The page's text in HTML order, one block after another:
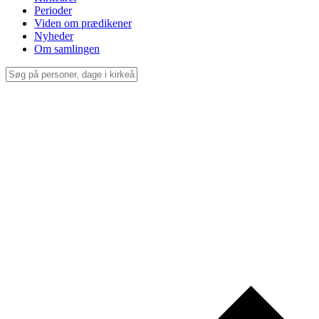
Perioder
Viden om prædikener
Nyheder
Om samlingen